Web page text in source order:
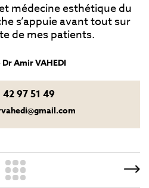
médecine esthétique du
s’appuie avant tout sur
de mes patients.
Amir VAHEDI
42 97 51 49